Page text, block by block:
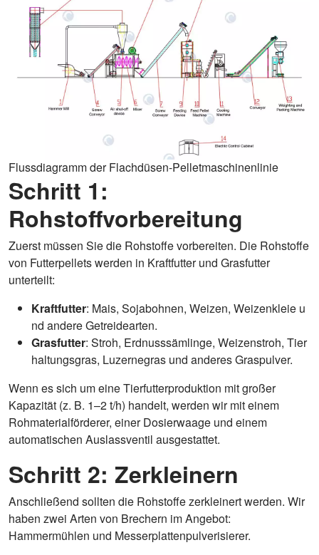
Flussdiagramm der Flachdüsen-Pelletmaschinenlinie
Schritt 1:
Rohstoffvorbereitung
Zuerst müssen Sie die Rohstoffe vorbereiten. Die Rohstoffe
von Futterpellets werden in Kraftfutter und Grasfutter
unterteilt:
Kraftfutter: Mais, Sojabohnen, Weizen, Weizenkleie u
nd andere Getreidearten.
Grasfutter: Stroh, Erdnusssämlinge, Weizenstroh, Tier
haltungsgras, Luzernegras und anderes Graspulver.
Wenn es sich um eine Tierfutterproduktion mit großer
Kapazität (z. B. 1–2 t/h) handelt, werden wir mit einem
Rohmaterialförderer, einer Dosierwaage und einem
automatischen Auslassventil ausgestattet.
Schritt 2: Zerkleinern
Anschließend sollten die Rohstoffe zerkleinert werden. Wir
haben zwei Arten von Brechern im Angebot:
Hammermühlen und Messerplattenpulverisierer.